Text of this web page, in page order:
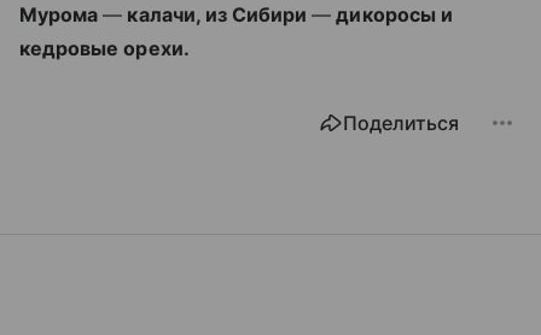
Мурома— калачи, из Сибири— дикоросы и
кедровые орехи.
Поделиться